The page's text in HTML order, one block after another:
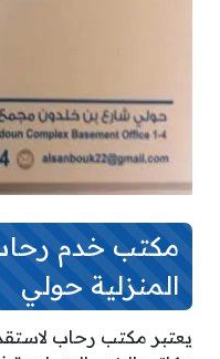
مكتب خدم
المنزلية حولي
يعتبر مكتب رحاب